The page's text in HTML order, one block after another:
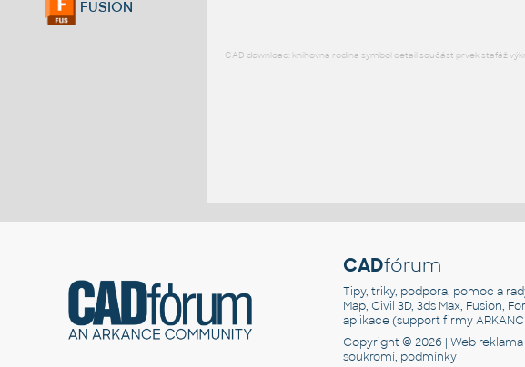
FUSION
CAD download: knihovna rodina symbol detail součást prvek stafáž
CADfórum
Tipy, triky, podpora, pomoc a
Map, Civil 3D, 3ds Max, Fusion,
aplikace (support firmy
Copyright © 2026 |Web reklama
soukromí, podmínky